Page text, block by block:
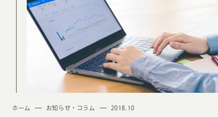
MARKETING
ホーム お知らせ・コラム 2018.10